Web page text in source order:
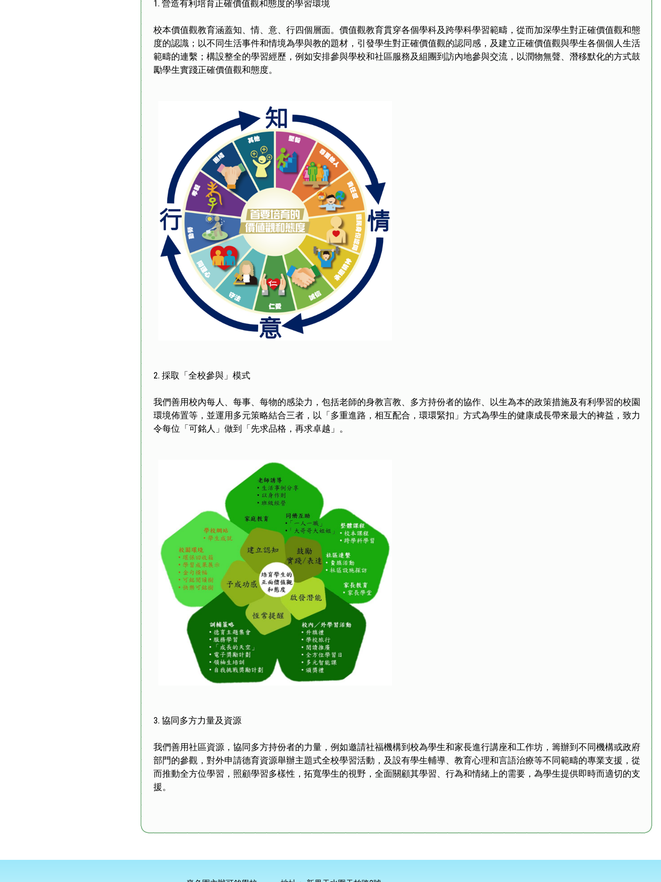
1. 營造有利培育正確價值觀和態度的學習環境
校本價值觀教育涵蓋知、情、意、行四個層面。價值觀教育貫穿各個學科及跨學科學習範疇，從而加深學生對正確價值觀和態
度的認識；以不同生活事件和情境為學與教的題材，引發學生對正確價值觀的認同感，及建立正確價值觀與學生各個個人生活
範疇的連繫；構設整全的學習經歷，例如安排參與學校和社區服務及組團到訪內地參與交流，以潤物無聲、潛移默化的方式鼓
勵學生實踐正確價值觀和態度。
2. 採取「全校參與」模式
我們善用校內每人、每事、每物的感染力，包括老師的身教言教、多方持份者的協作、以生為本的政策措施及有利學習的校園
環境佈置等，並運用多元策略結合三者，以「多重進路，相互配合，環環緊扣」方式為學生的健康成長帶來最大的裨益，致力
令每位「可銘人」做到「先求品格，再求卓越」。
3. 協同多方力量及資源
我們善用社區資源，協同多方持份者的力量，例如邀請社福機構到校為學生和家長進行講座和工作坊，籌辦到不同機構或政府
部門的參觀，對外申請德育資源舉辦主題式全校學習活動，及設有學生輔導、教育心理和言語治療等不同範疇的專業支援，從
而推動全方位學習，照顧學習多樣性，拓寬學生的視野，全面關顧其學習、行為和情緒上的需要，為學生提供即時而適切的支
援。